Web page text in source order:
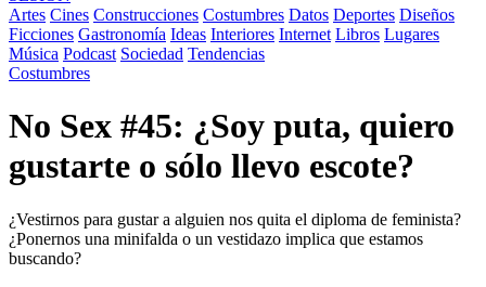
Artes Cines Construcciones Costumbres Datos Deportes Diseños
Ficciones Gastronomía Ideas Interiores Internet Libros Lugares
Música Podcast Sociedad Tendencias
Costumbres
No Sex #45: ¿Soy puta, quiero
gustarte o sólo llevo escote?
¿Vestirnos para gustar a alguien nos quita el diploma de feminista?
¿Ponernos una minifalda o un vestidazo implica que estamos
buscando? ‍